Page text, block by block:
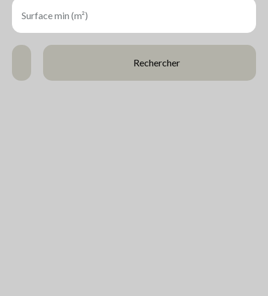
Surface min (m²)
Rechercher